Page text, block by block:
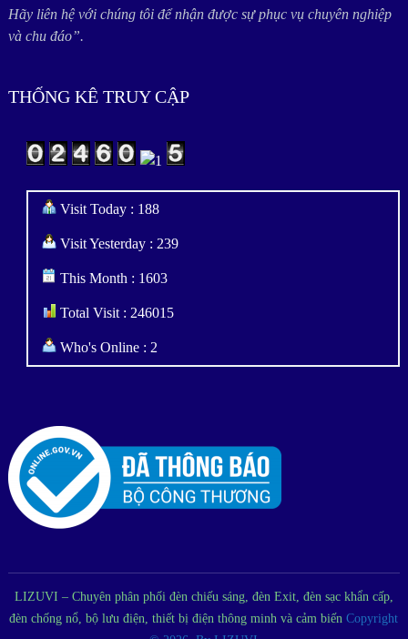
Hãy liên hệ với chúng tôi để nhận được sự phục vụ chuyên nghiệp
và chu đáo”.
THỐNG KÊ TRUY CẬP
Visit Today : 188
Visit Yesterday : 239
This Month : 1603
Total Visit : 246015
Who's Online : 2
LIZUVI – Chuyên phân phối đèn chiếu sáng, đèn Exit, đèn sạc khẩn cấp,
đèn chống nổ, bộ lưu điện, thiết bị điện thông minh và cảm biến Copyright